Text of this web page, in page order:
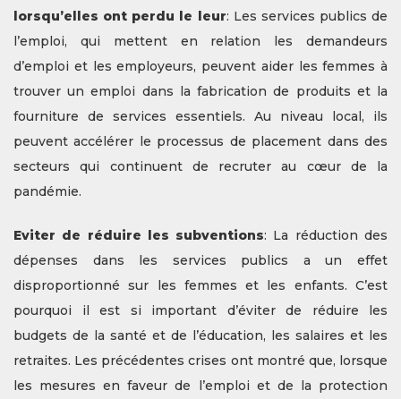
lorsqu’elles ont perdu le leur: Les services publics de
l’emploi, qui mettent en relation les demandeurs
d’emploi et les employeurs, peuvent aider les femmes à
trouver un emploi dans la fabrication de produits et la
fourniture de services essentiels. Au niveau local, ils
peuvent accélérer le processus de placement dans des
secteurs qui continuent de recruter au cœur de la
pandémie.
Eviter de réduire les subventions: La réduction des
dépenses dans les services publics a un effet
disproportionné sur les femmes et les enfants. C’est
pourquoi il est si important d’éviter de réduire les
budgets de la santé et de l’éducation, les salaires et les
retraites. Les précédentes crises ont montré que, lorsque
les mesures en faveur de l’emploi et de la protection